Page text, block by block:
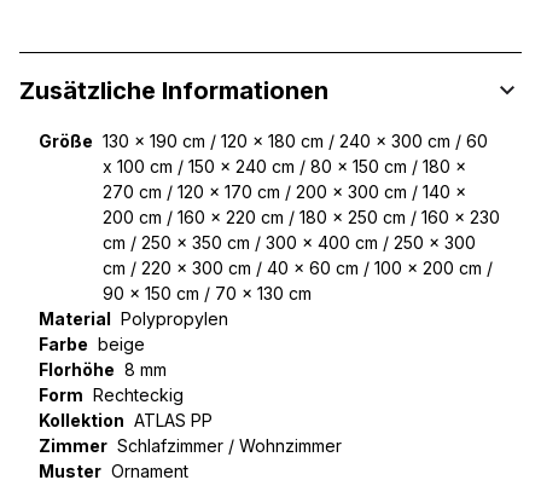
Zusätzliche Informationen
Größe 130 x 190 cm / 120 x 180 cm / 240 x 300 cm / 60
x 100 cm / 150 x 240 cm / 80 x 150 cm / 180 x
270 cm / 120 x 170 cm / 200 x 300 cm / 140 x
200 cm / 160 x 220 cm / 180 x 250 cm / 160 x 230
cm / 250 x 350 cm / 300 x 400 cm / 250 x 300
cm / 220 x 300 cm / 40 x 60 cm / 100 x 200 cm /
90 x 150 cm / 70 x 130 cm
Material Polypropylen
Farbe beige
Florhöhe 8 mm
Form Rechteckig
Kollektion ATLAS PP
Zimmer Schlafzimmer / Wohnzimmer
Muster Ornament